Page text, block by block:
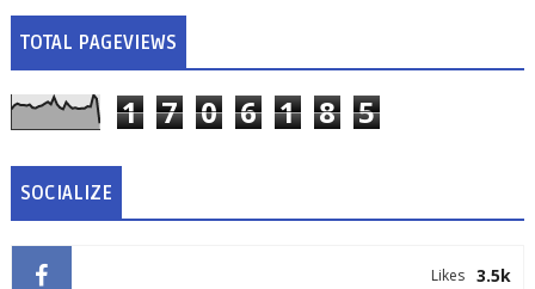
TOTAL PAGEVIEWS
1 7 0 6 1 8 5
SOCIALIZE
3.5k
Likes